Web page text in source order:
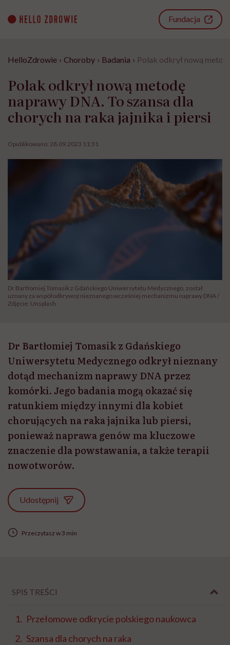
content
Fundacja
HelloZdrowie › Choroby › Badania › Polak odkrył nową
Polak odkrył nową metodę
naprawy DNA. To szansa dla
chorych na raka jajnika i piersi
Opublikowano: 28.09.2023 11:31
Dr Bartłomiej Tomasik z Gdańskiego Uniwersytetu Medycznego, został
uznany za współodkrywcę nieznanego wcześniej mechanizmu naprawy DNA /
Zdjęcie: Unsplash
Dr Bartłomiej Tomasik z Gdańskiego
Uniwersytetu Medycznego odkrył nieznany
dotąd mechanizm naprawy DNA przez
komórki. Jego badania mogą okazać się
ratunkiem między innymi dla kobiet
chorujących na raka jajnika lub piersi,
ponieważ naprawa genów ma kluczowe
znaczenie dla powstawania, a także terapii
nowotworów.
Udostępnij
Przeczytasz w 3 min
SPIS TREŚCI
Przełomowe odkrycie polskiego naukowca
Szansa dla chorych na raka